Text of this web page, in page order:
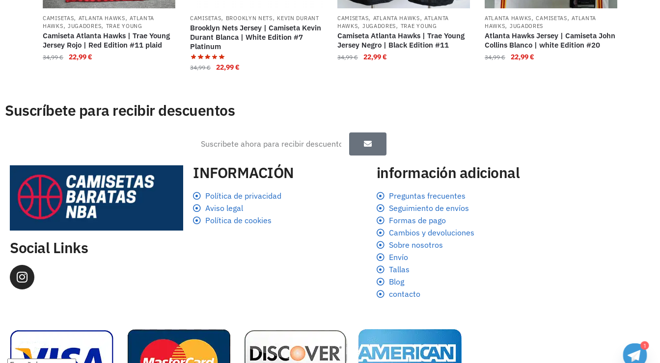
CAMISETAS, ATLANTA HAWKS,ATLANTA
HAWKS, JUGADORES, TRAE YOUNG
Camiseta Atlanta Hawks | Trae Young
Jersey Rojo | Red Edition #11 plaid
34,99€ 22,99€
CAMISETAS, BROOKLYN NETS, KEVIN DURANT
Brooklyn Nets Jersey | Camiseta Kevin
Durant Blanca | White Edition #7
Platinum
34,99€ 22,99€
CAMISETAS, ATLANTA HAWKS,ATLANTA
HAWKS, JUGADORES, TRAE YOUNG
Camiseta Atlanta Hawks | Trae Young
Jersey Negro | Black Edition #11
34,99€ 22,99€
ATLANTA HAWKS,CAMISETAS,ATLANTA
HAWKS, JUGADORES
Atlanta Hawks Jersey | Camiseta John
Collins Blanco | white Edition #20
34,99€ 22,99€
Suscríbete para recibir descuentos
Social Links
INFORMACIÓN
Política de privacidad
Aviso legal
Política de cookies
información adicional
Preguntas frecuentes
Seguimiento de envíos
Formas de pago
Cambios y devoluciones
Sobre nosotros
Envío
Tallas
Blog
contacto
1